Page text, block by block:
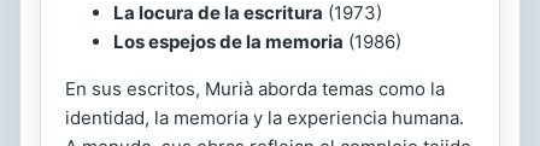
La locura de la escritura (1973)
Los espejos de la memoria (1986)
En sus escritos, Murià aborda temas como la
identidad, la memoria y la experiencia humana.